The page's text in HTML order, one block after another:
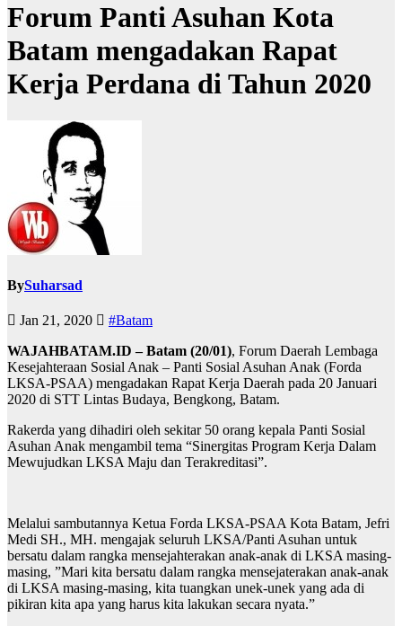
Forum Panti Asuhan Kota
Batam mengadakan Rapat
Kerja Perdana di Tahun 2020
BySuharsad
Jan 21, 2020
#Batam
WAJAHBATAM.ID – Batam (20/01), Forum Daerah Lembaga
Kesejahteraan Sosial Anak – Panti Sosial Asuhan Anak (Forda
LKSA-PSAA) mengadakan Rapat Kerja Daerah pada 20 Januari
2020 di STT Lintas Budaya, Bengkong, Batam.
Rakerda yang dihadiri oleh sekitar 50 orang kepala Panti Sosial
Asuhan Anak mengambil tema “Sinergitas Program Kerja Dalam
Mewujudkan LKSA Maju dan Terakreditasi”.
Melalui sambutannya Ketua Forda LKSA-PSAA Kota Batam, Jefri
Medi SH., MH. mengajak seluruh LKSA/Panti Asuhan untuk
bersatu dalam rangka mensejahterakan anak-anak di LKSA masing-
masing, ”Mari kita bersatu dalam rangka mensejaterakan anak-anak
di LKSA masing-masing, kita tuangkan unek-unek yang ada di
pikiran kita apa yang harus kita lakukan secara nyata.”